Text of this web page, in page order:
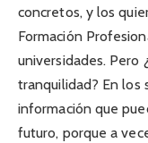
concretos, y los
Formación
universidades. Pero
tranquilidad? En los
información que
futuro, porque a